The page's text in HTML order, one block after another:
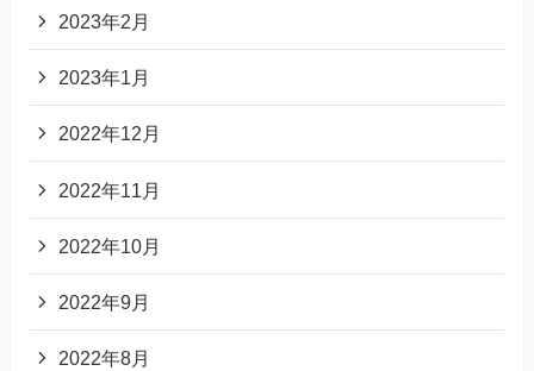
2023年2月
2023年1月
2022年12月
2022年11月
2022年10月
2022年9月
2022年8月